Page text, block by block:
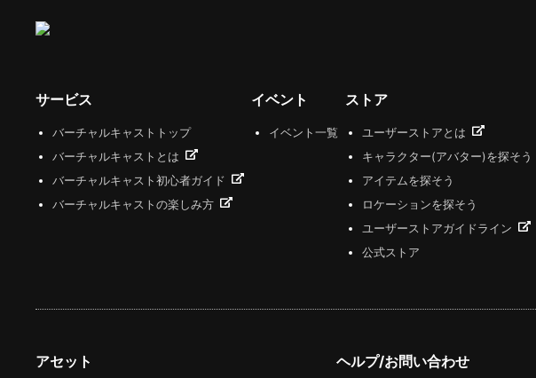
サービス
バーチャルキャストトップ
バーチャルキャストとは
バーチャルキャスト初心者ガイド
バーチャルキャストの楽しみ方
イベント
イベント一覧
ストア
ユーザーストアとは
キャラクター(アバター)を探そう
アイテムを探そう
ロケーションを探そう
ユーザーストアガイドライン
公式ストア
アセット ヘルプ/お問い合わせ